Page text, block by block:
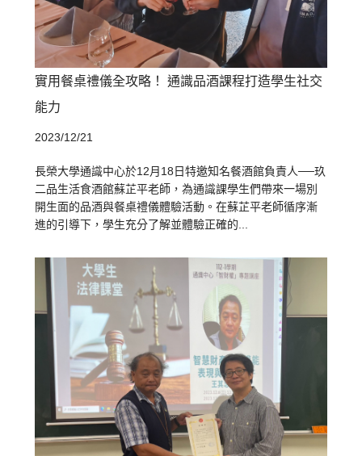
實用餐桌禮儀全攻略！ 通識品酒課程打造學生社交
能力
2023/12/21
長榮大學通識中心於12月18日特邀知名餐酒館負責人──玖
二品生活食酒館蘇芷平老師，為通識課學生們帶來一場別
開生面的品酒與餐桌禮儀體驗活動。在蘇芷平老師循序漸
進的引導下，學生充分了解並體驗正確的...